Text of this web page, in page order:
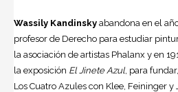
Wassily Kandinsky abandona en el
profesor de Derecho para estudiar
la asociación de artistas Phalanx y en
la exposición El Jinete Azul, para
Los Cuatro Azules con Klee, Feininger y